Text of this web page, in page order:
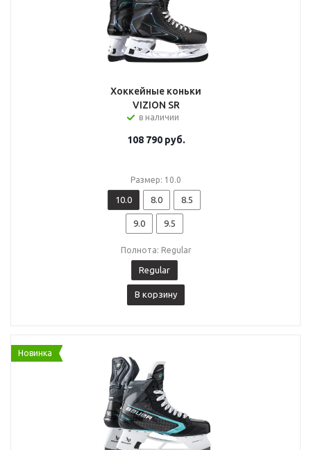
Хоккейные коньки
VIZION SR
в наличии
108 790руб.
Размер: 10.0
10.0 8.0 8.5
9.0 9.5
Полнота: Regular
Regular
В корзину
Новинка